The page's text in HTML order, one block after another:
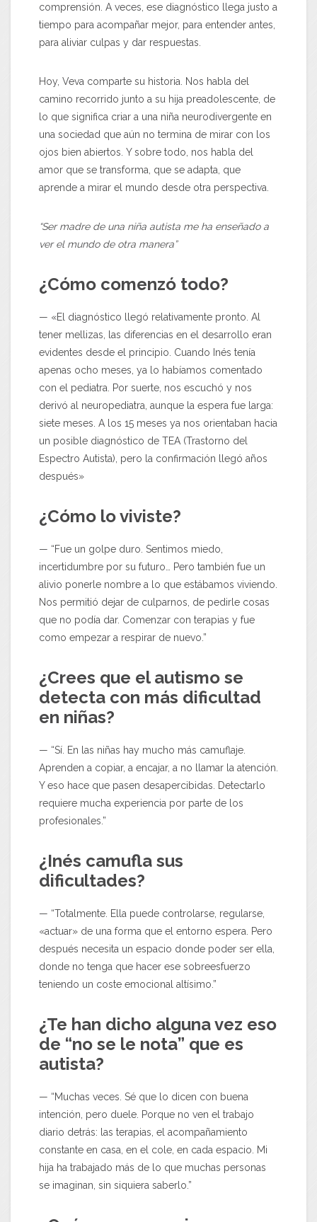
comprensión. A veces, ese diagnóstico llega justo a
tiempo para acompañar mejor, para entender antes,
para aliviar culpas y dar respuestas.
Hoy, Veva comparte su historia. Nos habla del
camino recorrido junto a su hija preadolescente, de
lo que significa criar a una niña neurodivergente en
una sociedad que aún no termina de mirar con los
ojos bien abiertos. Y sobre todo, nos habla del
amor que se transforma, que se adapta, que
aprende a mirar el mundo desde otra perspectiva.
“Ser madre de una niña autista me ha enseñado a
ver el mundo de otra manera”
¿Cómo comenzó todo?
— «El diagnóstico llegó relativamente pronto. Al
tener mellizas, las diferencias en el desarrollo eran
evidentes desde el principio. Cuando Inés tenía
apenas ocho meses, ya lo habíamos comentado
con el pediatra. Por suerte, nos escuchó y nos
derivó al neuropediatra, aunque la espera fue larga:
siete meses. A los 15 meses ya nos orientaban hacia
un posible diagnóstico de TEA (Trastorno del
Espectro Autista), pero la confirmación llegó años
después»
¿Cómo lo viviste?
— “Fue un golpe duro. Sentimos miedo,
incertidumbre por su futuro… Pero también fue un
alivio ponerle nombre a lo que estábamos viviendo.
Nos permitió dejar de culparnos, de pedirle cosas
que no podía dar. Comenzar con terapias y fue
como empezar a respirar de nuevo.”
¿Crees que el autismo se
detecta con más dificultad
en niñas?
— “Sí. En las niñas hay mucho más camuflaje.
Aprenden a copiar, a encajar, a no llamar la atención.
Y eso hace que pasen desapercibidas. Detectarlo
requiere mucha experiencia por parte de los
profesionales.”
¿Inés camufla sus
dificultades?
— “Totalmente. Ella puede controlarse, regularse,
«actuar» de una forma que el entorno espera. Pero
después necesita un espacio donde poder ser ella,
donde no tenga que hacer ese sobreesfuerzo
teniendo un coste emocional altísimo.”
¿Te han dicho alguna vez eso
de “no se le nota” que es
autista?
— “Muchas veces. Sé que lo dicen con buena
intención, pero duele. Porque no ven el trabajo
diario detrás: las terapias, el acompañamiento
constante en casa, en el cole, en cada espacio. Mi
hija ha trabajado más de lo que muchas personas
se imaginan, sin siquiera saberlo.”